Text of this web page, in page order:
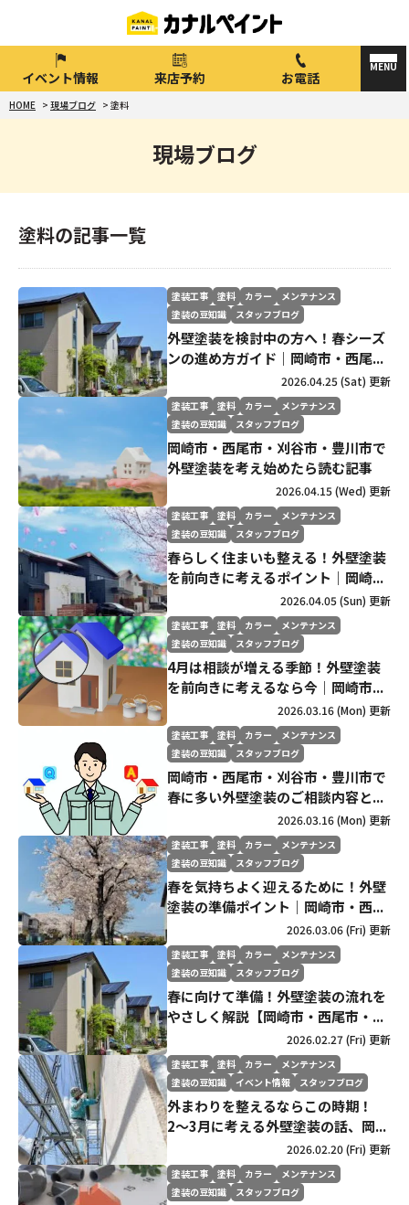
イベント情報 来店予約 お電話
HOME > 現場ブログ > 塗料
現場ブログ
塗料の記事一覧
塗装工事 塗料 カラー
メンテナンス
塗装の豆知識
スタッフブログ
外壁塗装を検討中の方へ！春シーズ
ンの進め方ガイド｜岡崎市・西尾...
2026.04.25 (Sat) 更新
塗装工事 塗料 カラー
メンテナンス
塗装の豆知識
スタッフブログ
岡崎市・西尾市・刈谷市・豊川市で
外壁塗装を考え始めたら読む記事
2026.04.15 (Wed) 更新
塗装工事 塗料 カラー
メンテナンス
塗装の豆知識
スタッフブログ
春らしく住まいも整える！外壁塗装
を前向きに考えるポイント｜岡崎...
2026.04.05 (Sun) 更新
塗装工事 塗料 カラー
メンテナンス
塗装の豆知識
スタッフブログ
4月は相談が増える季節！外壁塗装
を前向きに考えるなら今｜岡崎市...
2026.03.16 (Mon) 更新
塗装工事 塗料 カラー
メンテナンス
塗装の豆知識
スタッフブログ
岡崎市・西尾市・刈谷市・豊川市で
春に多い外壁塗装のご相談内容と...
2026.03.16 (Mon) 更新
塗装工事 塗料 カラー
メンテナンス
塗装の豆知識
スタッフブログ
春を気持ちよく迎えるために！外壁
塗装の準備ポイント｜岡崎市・西...
2026.03.06 (Fri) 更新
塗装工事 塗料 カラー
メンテナンス
塗装の豆知識
スタッフブログ
春に向けて準備！外壁塗装の流れを
やさしく解説【岡崎市・西尾市・...
2026.02.27 (Fri) 更新
塗装工事 塗料 カラー
メンテナンス
塗装の豆知識
イベント情報 スタッフブログ
外まわりを整えるならこの時期！
2〜3月に考える外壁塗装の話、岡...
2026.02.20 (Fri) 更新
塗装工事 塗料 カラー
メンテナンス
塗装の豆知識
スタッフブログ